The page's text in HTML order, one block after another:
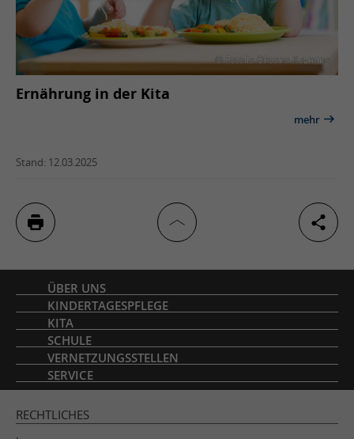
Ernährung in der Kita
mehr
Stand: 12.03.2025
Inhaltsverzeichnis
ÜBER UNS
KINDERTAGESPFLEGE
SCHULE
VERNETZUNGSSTELLEN
SERVICE
RECHTLICHES
Impressum